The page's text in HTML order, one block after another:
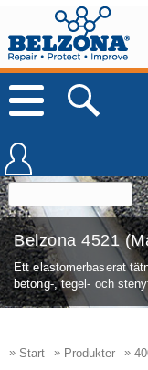
Belzona 4521
Ett elastomerbaserat
betong-, tegel- och
» Start » Produkter »